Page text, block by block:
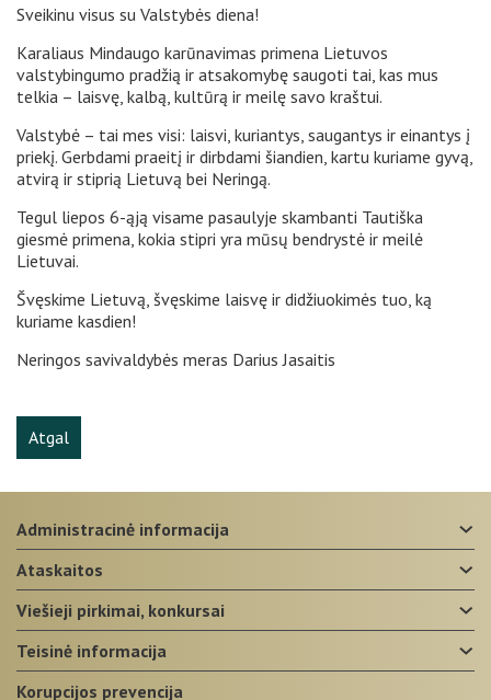
Sveikinu visus su Valstybės diena!
Karaliaus Mindaugo karūnavimas primena Lietuvos
valstybingumo pradžią ir atsakomybę saugoti tai, kas mus
telkia – laisvę, kalbą, kultūrą ir meilę savo kraštui.
Valstybė – tai mes visi: laisvi, kuriantys, saugantys ir einantys į
priekį. Gerbdami praeitį ir dirbdami šiandien, kartu kuriame gyvą,
atvirą ir stiprią Lietuvą bei Neringą.
Tegul liepos 6-ąją visame pasaulyje skambanti Tautiška
giesmė primena, kokia stipri yra mūsų bendrystė ir meilė
Lietuvai.
Švęskime Lietuvą, švęskime laisvę ir didžiuokimės tuo, ką
kuriame kasdien!
Neringos savivaldybės meras Darius Jasaitis
Atgal
administracinė informacija
ataskaitos
viešieji pirkimai, konkursai
teisinė informacija
korupcijos prevencija